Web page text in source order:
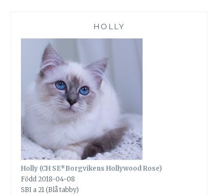
HOLLY
Holly (CH SE*Borgvikens Hollywood Rose)
Född 2018-04-08
SBI a 21 (Blå tabby)